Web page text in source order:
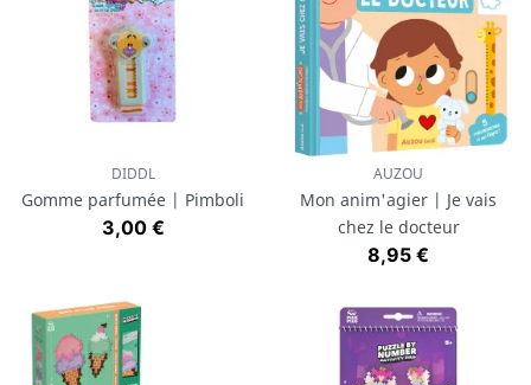
DIDDL
Gomme parfumée | Pimboli
Prix
3,00 €
AUZOU
Mon anim'agier | Je vais
chez le docteur
Prix
8,95 €